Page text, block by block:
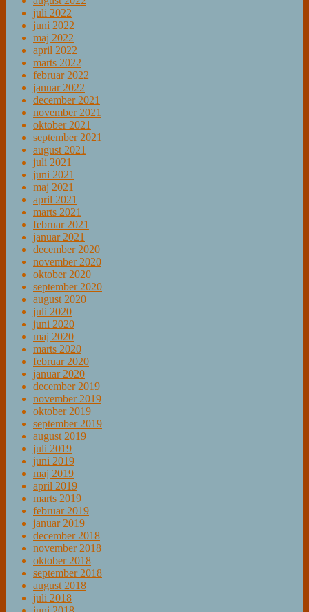
juli 2022
juni 2022
maj 2022
april 2022
marts 2022
februar 2022
januar 2022
december 2021
november 2021
oktober 2021
september 2021
august 2021
juli 2021
juni 2021
maj 2021
april 2021
marts 2021
februar 2021
januar 2021
december 2020
november 2020
oktober 2020
september 2020
august 2020
juli 2020
juni 2020
maj 2020
marts 2020
februar 2020
januar 2020
december 2019
november 2019
oktober 2019
september 2019
august 2019
juli 2019
juni 2019
maj 2019
april 2019
marts 2019
februar 2019
januar 2019
december 2018
november 2018
oktober 2018
september 2018
august 2018
juli 2018